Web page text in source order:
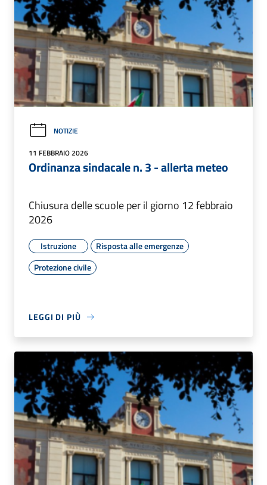
NOTIZIE
11 FEBBRAIO 2026
Ordinanza sindacale n. 3 - allerta meteo
Chiusura delle scuole per il giorno 12 febbraio
2026
Istruzione
Risposta alle emergenze
Protezione civile
LEGGI DI PIÙ